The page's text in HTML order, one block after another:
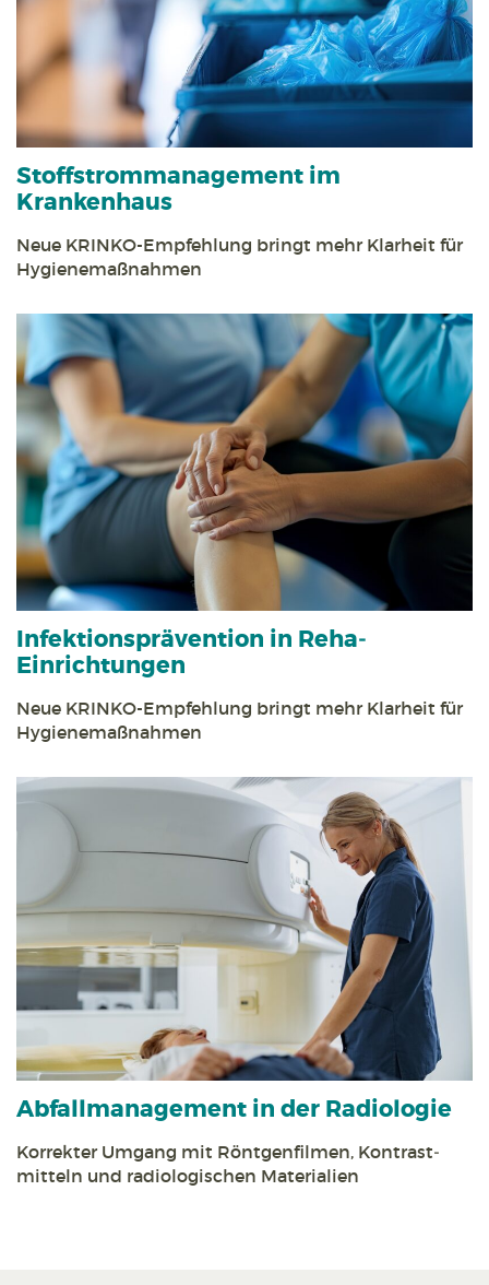
Stoff­strom­management im
Krankenhaus
Neue KRINKO-Empfehlung bringt mehr Klarheit für
Hygienemaßnahmen
Infektions­prävention in Reha­
Einrichtungen
Neue KRINKO-Empfehlung bringt mehr Klarheit für
Hygiene­maßnahmen
Abfall­management in der Radiologie
Korrekter Umgang mit Röntgen­filmen, Kontrast­
mitteln und radiologischen Materialien